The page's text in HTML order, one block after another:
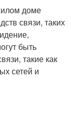
доме
связи, таких
быть
такие как
сетей и